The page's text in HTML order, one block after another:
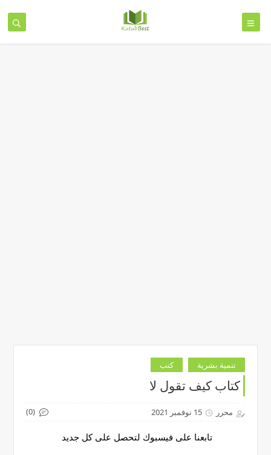
تنمية بشرية كتب
كتاب كيف تقول لا
محرر 15 نوفمبر 2021 (0)
تابعنا على فيسبوك لتحصل على كل جديد